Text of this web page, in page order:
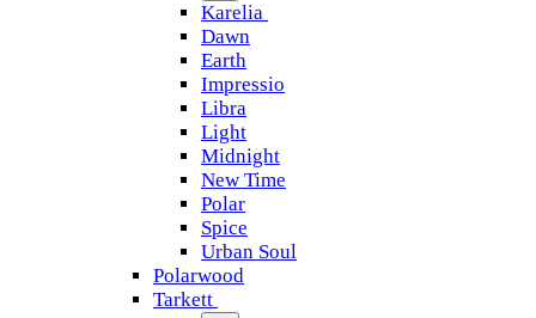
Karelia
Dawn
Earth
Impressio
Libra
Light
Midnight
New Time
Polar
Spice
Urban Soul
Polarwood
Tarkett